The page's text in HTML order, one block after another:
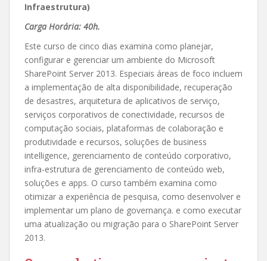
Infraestrutura)
Carga Horária: 40h.
Este curso de cinco dias examina como planejar,
configurar e gerenciar um ambiente do Microsoft
SharePoint Server 2013. Especiais áreas de foco incluem
a implementação de alta disponibilidade, recuperação
de desastres, arquitetura de aplicativos de serviço,
serviços corporativos de conectividade, recursos de
computação sociais, plataformas de colaboração e
produtividade e recursos, soluções de business
intelligence, gerenciamento de conteúdo corporativo,
infra-estrutura de gerenciamento de conteúdo web,
soluções e apps. O curso também examina como
otimizar a experiência de pesquisa, como desenvolver e
implementar um plano de governança. e como executar
uma atualização ou migração para o SharePoint Server
2013.